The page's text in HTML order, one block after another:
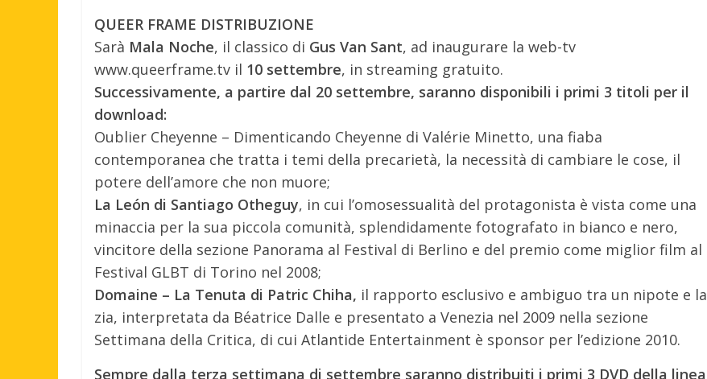
QUEER FRAME DISTRIBUZIONE
Sarà Mala Noche, il classico di Gus Van Sant, ad inaugurare la web-tv
www.queerframe.tv il 10 settembre, in streaming gratuito.
Successivamente, a partire dal 20 settembre, saranno disponibili i primi 3 titoli per il
download:
Oublier Cheyenne – Dimenticando Cheyenne di Valérie Minetto, una fiaba
contemporanea che tratta i temi della precarietà, la necessità di cambiare le cose, il
potere dell’amore che non muore;
La León di Santiago Otheguy, in cui l’omosessualità del protagonista è vista come una
minaccia per la sua piccola comunità, splendidamente fotografato in bianco e nero,
vincitore della sezione Panorama al Festival di Berlino e del premio come miglior film al
Festival GLBT di Torino nel 2008;
Domaine – La Tenuta di Patric Chiha, il rapporto esclusivo e ambiguo tra un nipote e la
zia, interpretata da Béatrice Dalle e presentato a Venezia nel 2009 nella sezione
Settimana della Critica, di cui Atlantide Entertainment è sponsor per l’edizione 2010.
Sempre dalla terza settimana di settembre saranno distribuiti i primi 3 DVD della linea